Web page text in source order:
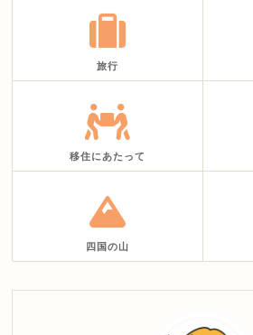
旅行
移住にあたって
四国の山